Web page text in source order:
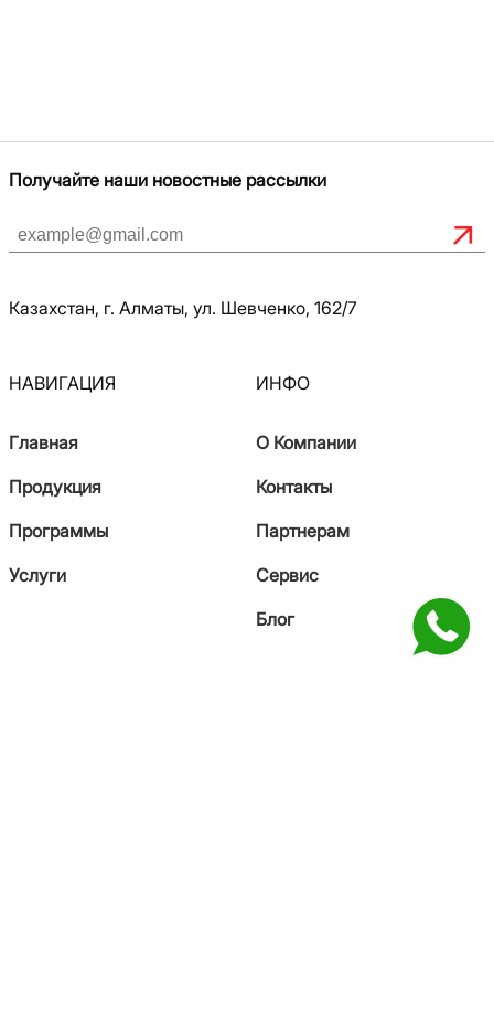
Получайте наши новостные рассылки
Казахстан, г. Алматы, ул. Шевченко, 162/7
НАВИГАЦИЯ
Главная
Продукция
Программы
Услуги
ИНФО
О Компании
Контакты
Партнерам
Сервис
Блог